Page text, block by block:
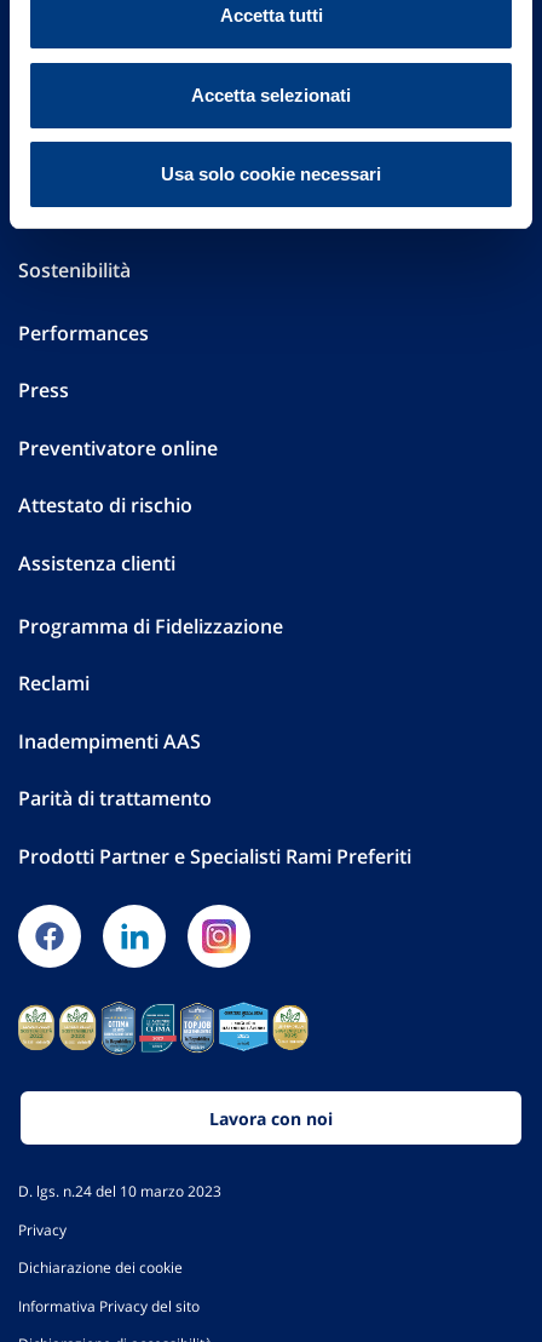
Accetta tutti
Accetta selezionati
Usa solo cookie necessari
FAQ
Altre informazioni
Sostenibilità
Performances
Press
Preventivatore online
Attestato di rischio
Assistenza clienti
Programma di Fidelizzazione
Reclami
Inadempimenti AAS
Parità di trattamento
Prodotti Partner e Specialisti Rami Preferiti
Lavora con noi
D. lgs. n.24 del 10 marzo 2023
Privacy
Dichiarazione dei cookie
Informativa Privacy del sito